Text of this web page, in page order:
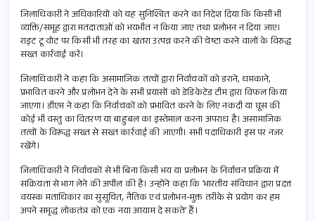
जिलाधिकारी ने अधिकारियों को यह सुनिश्चित करने का निदेश दिया कि किसी भी
व्यक्ति/समूह द्वारा मतदाताओं को भयभीत न किया जाए तथा प्रलोभन न दिया जाए।
राइट टू वोट पर किसी भी तरह का खतरा उत्पन्न करने की चेष्टा करने वालों के विरुद्ध
सख्त कार्रवाई करें।
जिलाधिकारी ने कहा कि असामाजिक तत्वों द्वारा निर्वाचकों को डराने, धमकाने,
प्रभावित करने और प्रलोभन देने के सभी प्रयासों को डेडिकेटेड टीम द्वारा विफल किया
जाएगा। डीएम ने कहा कि निर्वाचकों को प्रभावित करने के लिए नकदी या घूस की
कोई भी वस्तु का वितरण या बाहुबल का इस्तेमाल करना अपराध है। असामाजिक
तत्वों के विरूद्ध सख्त से सख्त कार्रवाई की जाएगी। सभी पदाधिकारी इस पर नजर
रखेंगे।
जिलाधिकारी ने निर्वाचकों से भी बिना किसी भय या प्रलोभन के निर्वाचन प्रक्रिया में
सक्रियता से भाग लेने की अपील की है। उन्होंने कहा कि ’भारतीय संविधान द्वारा प्रदत्त
वयस्क मताधिकार का सुसूचित, नैतिक एवं प्रलोभन-मुक्त तरीके से प्रयोग कर हम
अपने समृद्ध लोकतंत्र को एक नया आयाम दे सकते’ हैं।